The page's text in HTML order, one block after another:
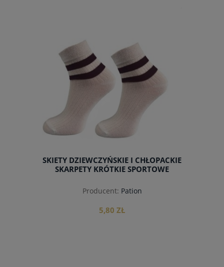
SKIETY DZIEWCZYŃSKIE I CHŁOPACKIE
SKARPETY KRÓTKIE SPORTOWE
Producent: Pation
5,80 ZŁ